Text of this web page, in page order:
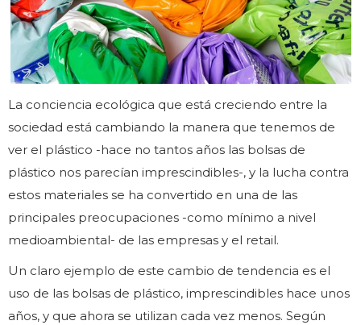
La conciencia ecológica que está creciendo entre la
sociedad está cambiando la manera que tenemos de
ver el plástico -hace no tantos años las bolsas de
plástico nos parecían imprescindibles-, y la lucha contra
estos materiales se ha convertido en una de las
principales preocupaciones -como mínimo a nivel
medioambiental- de las empresas y el retail.
Un claro ejemplo de este cambio de tendencia es el
uso de las bolsas de plástico, imprescindibles hace unos
años, y que ahora se utilizan cada vez menos. Según